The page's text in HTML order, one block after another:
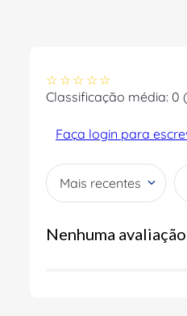
☆ ☆ ☆ ☆ ☆
Classificação média: 0
Faça login para
Mais recentes
Nenhuma avaliação